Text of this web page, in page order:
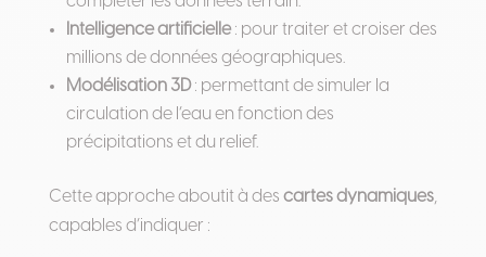
Intelligence artificielle: pour traiter et croiser des
millions de données géographiques.
Modélisation 3D: permettant de simuler la
circulation de l’eau en fonction des
précipitations et du relief.
Cette approche aboutit à des cartes dynamiques,
capables d’indiquer :